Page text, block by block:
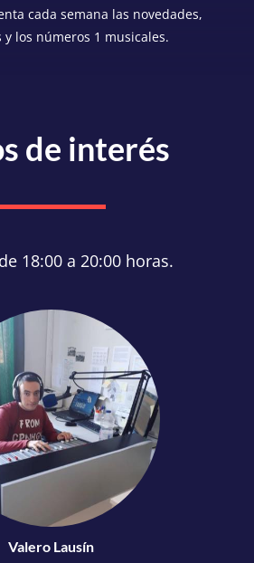
cada semana las novedades,
y los números 1 musicales.
de interés
18:00 a 20:00 horas.
Valero Lausín